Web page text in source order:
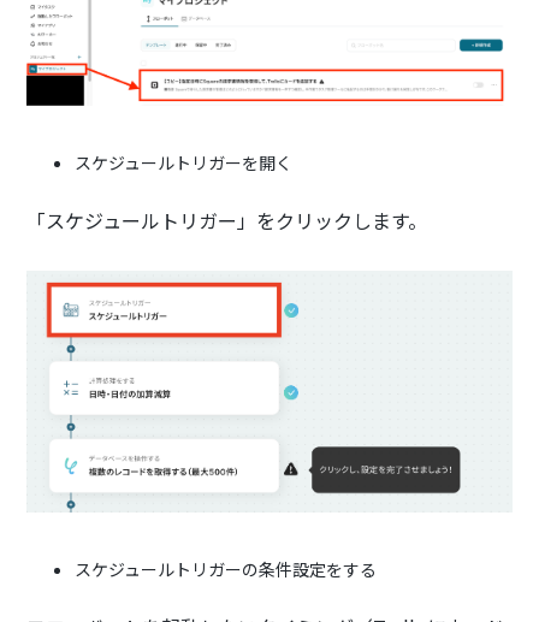
スケジュールトリガーを開く
「スケジュールトリガー」をクリックします。
スケジュールトリガーの条件設定をする